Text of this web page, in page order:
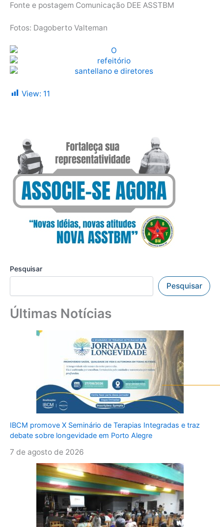
Fonte e postagem Comunicação DEE ASSTBM
Fotos: Dagoberto Valteman
View: 11
Pesquisar
Pesquisar
Últimas Notícias
IBCM promove X Seminário de Terapias Integradas e traz
debate sobre longevidade em Porto Alegre
7 de agosto de 2026